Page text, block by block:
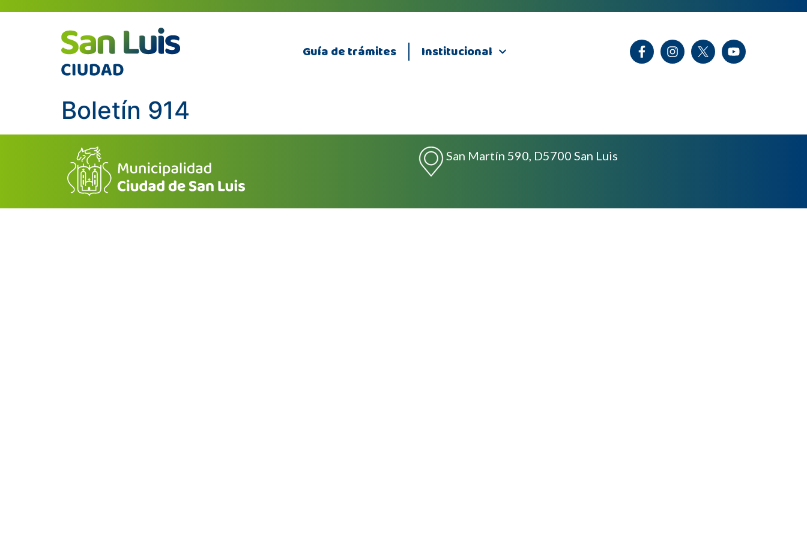
Guía de trámites Institucional
Boletín 914
San Martín 590, D5700 San Luis